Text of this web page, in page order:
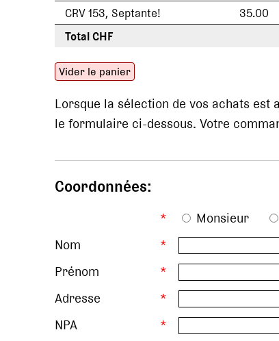
CRV 153, Septante!
35.00
Total CHF
Vider le panier
Lorsque la sélection de vos achats
le formulaire ci-dessous. Votre
Coordonnées:
* Monsieur
Nom
*
Prénom
*
Adresse
*
NPA
*